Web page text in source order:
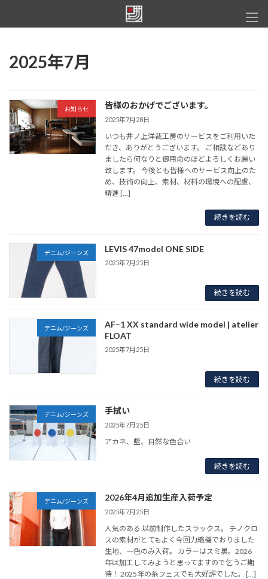
テ
ゲ
2025年7月
お知らせ 皆様のおかげでございます。
2025年7月28日
いつも井ノ上洋裁工房のサービスをご利用いた
だき、ありがとうございます。 ご相談などあり
ましたら何なりと御用命のほどよろしくお願い
致します。 今後とも皆様へのサービス向上のた
め、技術の向上、素材、材料の環境への配慮、
精進 […]
続きを読む
デニム/ジーンズ LEVIS 47model ONE SIDE
2025年7月25日
続きを読む
デニム/ジーンズ
AF−1 XX standard wide model | atelier
FLOAT
2025年7月25日
続きを読む
デニム/ジーンズ 手拭い
2025年7月25日
アカネ、藍、自然な色合い
続きを読む
デニム/ジーンズ 2026年4月追加生産入荷予定
2025年7月25日
人気のある 以前制作したスラックス。 チノクロ
スの素材がとてもよく今回力織機でおりました
生地、一色のみ入荷。 カラーはスミ黒。2026
年は加工してみようと思ってますので乞うご期
待！ 2025年の糸フェスでも大好評でした。 […]